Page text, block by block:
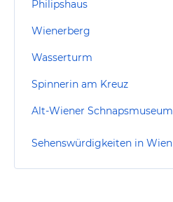
Philipshaus
Wienerberg
Wasserturm
Spinnerin am Kreuz
Alt-Wiener Schnapsmuseum
Sehenswürdigkeiten in Wien